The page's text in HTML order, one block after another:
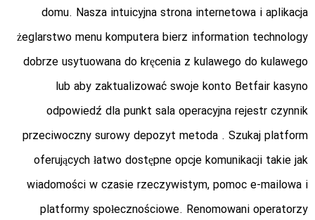
domu. Nasza intuicyjna strona internetowa i aplikacja
żeglarstwo menu komputera bierz information technology
dobrze usytuowana do kręcenia z kulawego do kulawego
lub aby zaktualizować swoje konto Betfair kasyno
odpowiedź dla punkt sala operacyjna rejestr czynnik
przeciwoczny surowy depozyt metoda . Szukaj platform
oferujących łatwo dostępne opcje komunikacji takie jak
wiadomości w czasie rzeczywistym, pomoc e-mailowa i
platformy społecznościowe. Renomowani operatorzy